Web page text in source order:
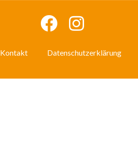
Kontakt Datenschutzerklärung